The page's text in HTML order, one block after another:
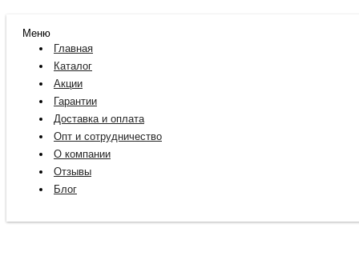
Меню
Главная
Каталог
Акции
Гарантии
Доставка и оплата
Опт и сотрудничество
О компании
Отзывы
Блог